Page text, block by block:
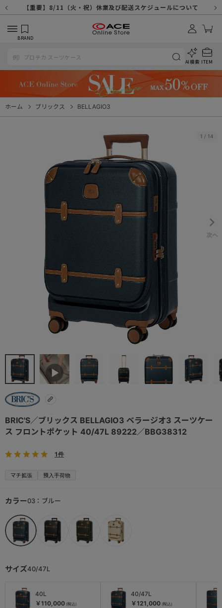
【重要】システムエラーによる出荷遅延につきまして
【重要】8/11（火・祝）休業及び配送スケジュールについて
【重要】令和８年熊本地震に伴う配送への影響について
【重要】納品書・領収書ペーパーレス化（電子化）のお知らせ
【重要】天候不良や交通状況・物量増等に伴う配送への影響について
【重要】悪質な詐欺サイトにご注意ください
【重要】各種メールが届かない場合に関しまして
【重要】お問い合わせのご対応に関しまして
【重要】SNSのなりすまし詐欺にご注意ください
BRAND
AI検索 ITEM
ホーム ブリックス BELLAGIO3
1 / 14
BRIC'S／ブリックス BELLAGIO3 ベラージオ3 スーツケー
ス フロントポケット 40/47L 89222／BBG38312
1件
マチ拡張 預入手荷物
サイズ40/47L
40L
￥110,000
40/47L
￥121,000
カラー03：ブルー